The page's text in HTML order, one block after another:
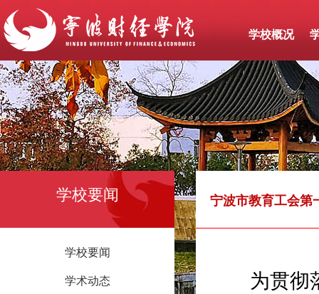
学校概况
学校要闻
学校要闻
学术动态
宁波市教育工会第
为贯彻落